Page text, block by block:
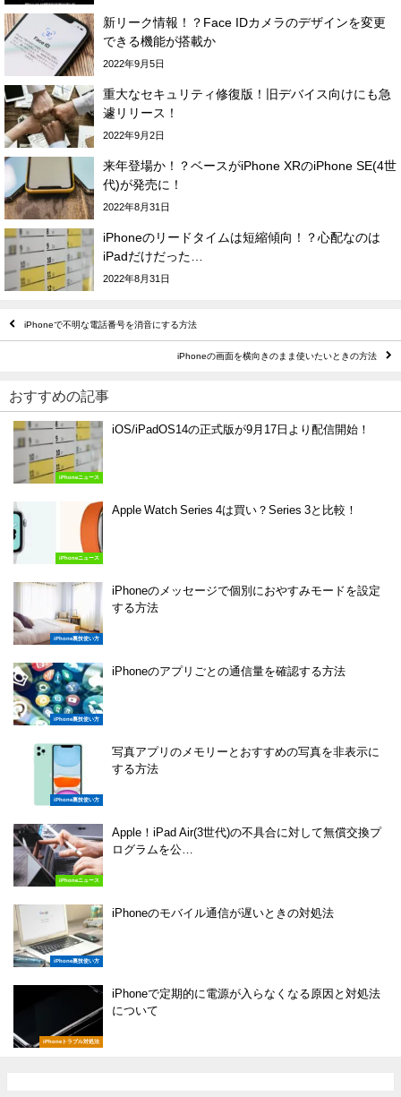
新リーク情報！？Face IDカメラのデザインを変更
できる機能が搭載か
2022年9月5日
重大なセキュリティ修復版！旧デバイス向けにも急
遽リリース！
2022年9月2日
来年登場か！？ベースがiPhone XRのiPhone SE(4世
代)が発売に！
2022年8月31日
iPhoneのリードタイムは短縮傾向！？心配なのは
iPadだけだった…
2022年8月31日
iPhoneで不明な電話番号を消音にする方法
iPhoneの画面を横向きのまま使いたいときの方法
おすすめの記事
iPhoneニュース
iOS/iPadOS14の正式版が9月17日より配信開始！
iPhoneニュース
Apple Watch Series 4は買い？Series 3と比較！
iPhone裏技使い方
iPhoneのメッセージで個別におやすみモードを設定
する方法
iPhone裏技使い方
iPhoneのアプリごとの通信量を確認する方法
iPhone裏技使い方
写真アプリのメモリーとおすすめの写真を非表示に
する方法
iPhoneニュース
Apple！iPad Air(3世代)の不具合に対して無償交換プ
ログラムを公…
iPhone裏技使い方
iPhoneのモバイル通信が遅いときの対処法
iPhoneトラブル対処法
iPhoneで定期的に電源が入らなくなる原因と対処法
について